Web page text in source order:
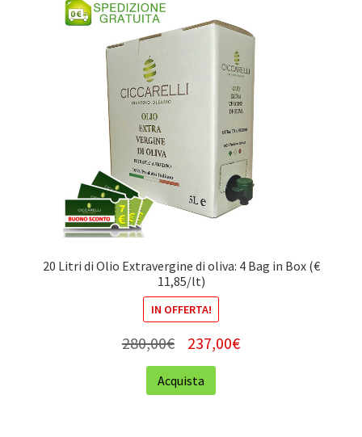
20 Litri di Olio Extravergine di oliva: 4 Bag in Box (€
11,85/lt)
IN OFFERTA!
280,00€ 237,00€
Acquista